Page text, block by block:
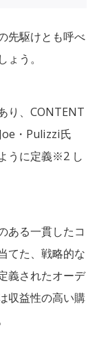
先駆けとも呼べ
う。
り、CONTENT
・Pulizzi氏
うに定義※2 し
ある一貫したコ
てた、戦略的な
義されたオーデ
収益性の高い購